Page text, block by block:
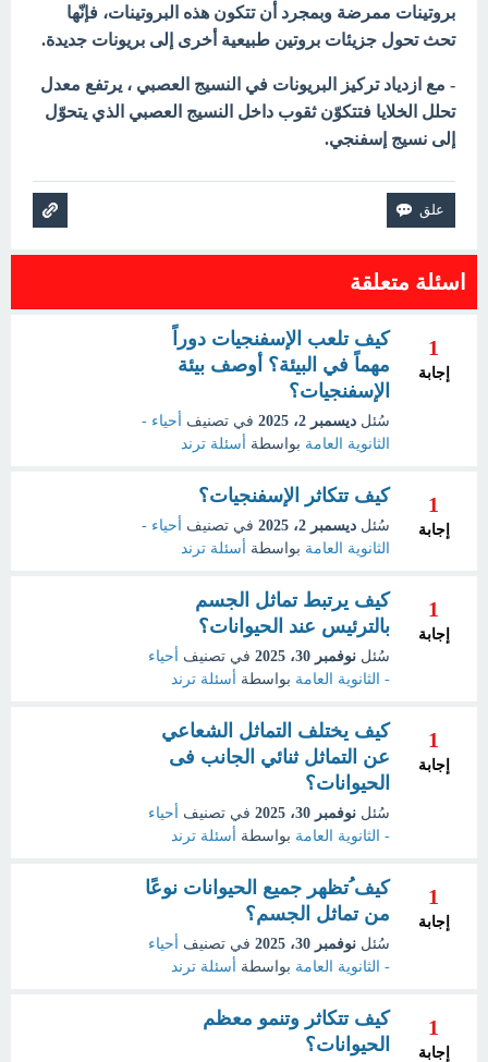
بروتينات ممرضة وبمجرد أن تتكون هذه البروتينات، فإنّها
تحث تحول جزيئات بروتين طبيعية أخرى إلى بريونات جديدة.
- مع ازدياد تركيز البريونات في النسيج العصبي ، يرتفع معدل
تحلل الخلايا فتتكوّن ثقوب داخل النسيج العصبي الذي يتحوّل
إلى نسيج إسفنجي.
اسئلة متعلقة
1
إجابة
كيف تلعب الإسفنجيات دوراً
مهماً في البيئة؟ أوصف بيئة
الإسفنجيات؟
سُئل ديسمبر 2، 2025 في تصنيف أحياء -
الثانوية العامة بواسطة أسئلة ترند
1
إجابة
كيف تتكاثر الإسفنجيات؟
سُئل ديسمبر 2، 2025 في تصنيف أحياء -
الثانوية العامة بواسطة أسئلة ترند
1
إجابة
كيف يرتبط تماثل الجسم
بالترئيس عند الحيوانات؟
سُئل نوفمبر 30، 2025 في تصنيف أحياء
- الثانوية العامة بواسطة أسئلة ترند
1
إجابة
كيف يختلف التماثل الشعاعي
عن التماثل ثنائي الجانب فى
الحيوانات؟
سُئل نوفمبر 30، 2025 في تصنيف أحياء
- الثانوية العامة بواسطة أسئلة ترند
1
إجابة
كيف ُتظهر جميع الحيوانات نوعًا
من تماثل الجسم؟
سُئل نوفمبر 30، 2025 في تصنيف أحياء
- الثانوية العامة بواسطة أسئلة ترند
1
إجابة
كيف تتكاثر وتنمو معظم
الحيوانات؟